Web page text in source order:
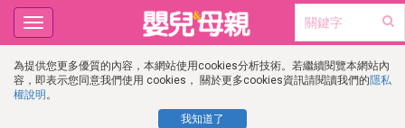
為提供您更多優質的內容，本網站使用cookies分析技術。若繼續閱覽本網站內
容，即表示您同意我們使用 cookies， 關於更多cookies資訊請閱讀我們的隱私
權說明 。
我知道了
Toggle
navigation